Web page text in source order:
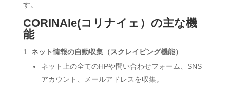
す。
CORINAIe(コリナイェ）の主な機
能
ネット情報の自動収集（スクレイピング機能）
ネット上の全てのHPや問い合わせフォーム、SNS
アカウント、メールアドレスを収集。